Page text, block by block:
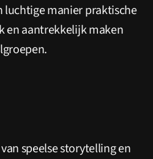
luchtige manier praktische
en aantrekkelijk maken
speelse storytelling en